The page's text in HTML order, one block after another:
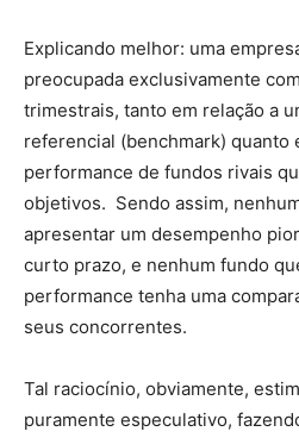
Explicando melhor: uma
preocupada exclusivamente
trimestrais, tanto em relação a
referencial (benchmark) quanto
performance de fundos rivais
objetivos. Sendo assim,
apresentar um desempenho
curto prazo, e nenhum fundo
performance tenha uma
seus concorrentes.
Tal raciocínio, obviamente,
puramente especulativo,